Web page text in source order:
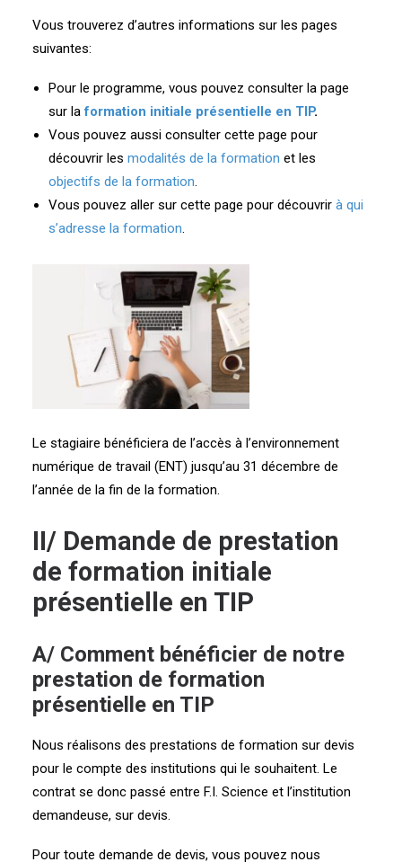
Vous trouverez d’autres informations sur les pages
suivantes:
Pour le programme, vous pouvez consulter la page
sur laformation initiale présentielle en TIP.
Vous pouvez aussi consulter cette page pour
découvrir les modalités de la formation et les
objectifs de la formation.
Vous pouvez aller sur cette page pour découvrir à qui
s’adresse la formation.
Le stagiaire bénéficiera de l’accès à l’environnement
numérique de travail (ENT) jusqu’au 31 décembre de
l’année de la fin de la formation.
II/ Demande de prestation
de formation initiale
présentielle en TIP
A/ Comment bénéficier de notre
prestation de formation
présentielle en TIP
Nous réalisons des prestations de formation sur devis
pour le compte des institutions qui le souhaitent. Le
contrat se donc passé entre F.I. Science et l’institution
demandeuse, sur devis.
Pour toute demande de devis, vous pouvez nous